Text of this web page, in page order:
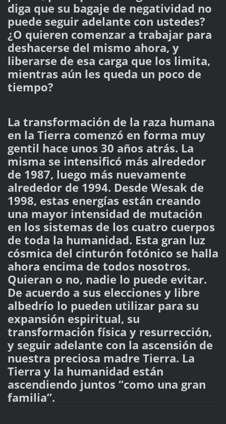
diga que su bagaje de negatividad no
puede seguir adelante con ustedes?
¿O quieren comenzar a trabajar para
deshacerse del mismo ahora, y
liberarse de esa carga que los limita,
mientras aún les queda un poco de
tiempo?
La transformación de la raza humana
en la Tierra comenzó en forma muy
gentil hace unos 30 años atrás. La
misma se intensificó más alrededor
de 1987, luego más nuevamente
alrededor de 1994. Desde Wesak de
1998, estas energías están creando
una mayor intensidad de mutación
en los sistemas de los cuatro cuerpos
de toda la humanidad. Esta gran luz
cósmica del cinturón fotónico se halla
ahora encima de todos nosotros.
Quieran o no, nadie lo puede evitar.
De acuerdo a sus elecciones y libre
albedrío lo pueden utilizar para su
expansión espiritual, su
transformación física y resurrección,
y seguir adelante con la ascensión de
nuestra preciosa madre Tierra. La
Tierra y la humanidad están
ascendiendo juntos “como una gran
familia”.